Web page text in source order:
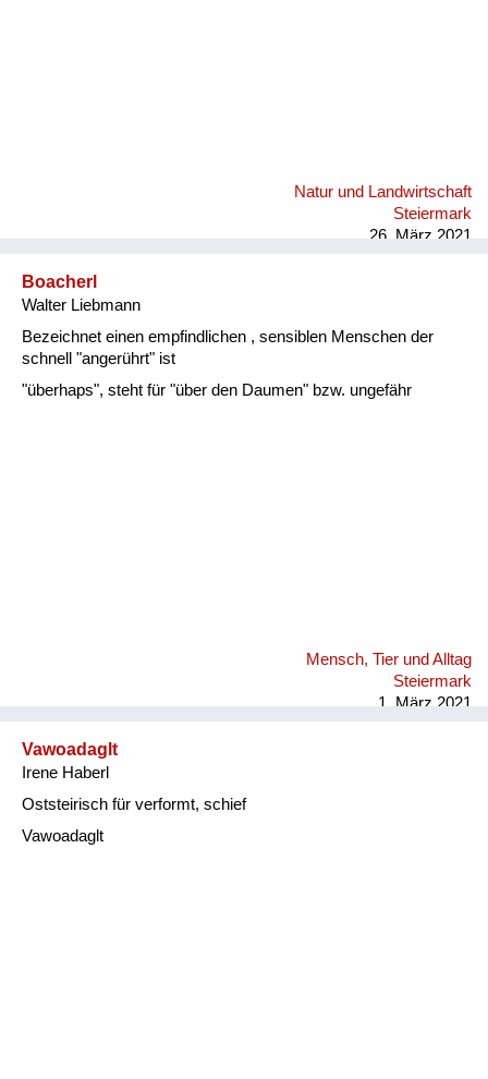
Natur und Landwirtschaft
Steiermark
26. März 2021
Boacherl
Walter Liebmann
Bezeichnet einen empfindlichen , sensiblen Menschen der
schnell "angerührt" ist
"überhaps", steht für "über den Daumen" bzw. ungefähr
Mensch, Tier und Alltag
Steiermark
1. März 2021
Vawoadaglt
Irene Haberl
Oststeirisch für verformt, schief
Vawoadaglt